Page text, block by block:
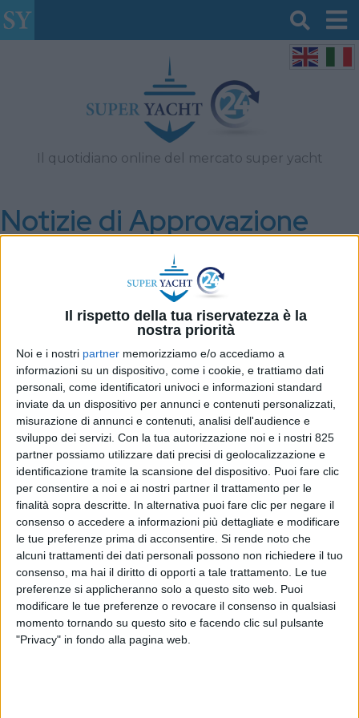
Il rispetto della tua riservatezza è la
nostra priorità
Noi e i nostri partner memorizziamo e/o accediamo a
informazioni su un dispositivo, come i cookie, e trattiamo dati
personali, come identificatori univoci e informazioni standard
inviate da un dispositivo per annunci e contenuti personalizzati,
misurazione di annunci e contenuti, analisi dell'audience e
sviluppo dei servizi. Con la tua autorizzazione noi e i nostri 825
partner possiamo utilizzare dati precisi di geolocalizzazione e
identificazione tramite la scansione del dispositivo. Puoi fare clic
per consentire a noi e ai nostri partner il trattamento per le
finalità sopra descritte. In alternativa puoi fare clic per negare il
consenso o accedere a informazioni più dettagliate e modificare
le tue preferenze prima di acconsentire. Si rende noto che
alcuni trattamenti dei dati personali possono non richiedere il tuo
consenso, ma hai il diritto di opporti a tale trattamento. Le tue
preferenze si applicheranno solo a questo sito web. Puoi
modificare le tue preferenze o revocare il consenso in qualsiasi
momento tornando su questo sito e facendo clic sul pulsante
"Privacy" in fondo alla pagina web.
Il quotidiano online del mercato super yacht
Notizie di Approvazione
legge di Maggio 2026
Filtro per data
Approvata la legge
‘Valorizzazione Mare’, novità
anche per i charter di yacht
SERVICES
1 MAGGIO 2026
ISCRIVITI ALLA NEWSLETTER